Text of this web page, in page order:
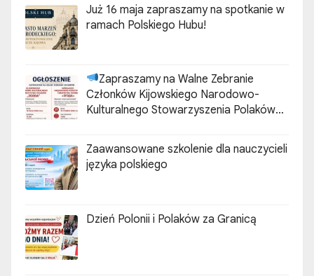
Już 16 maja zapraszamy na spotkanie w
ramach Polskiego Hubu!
Zapraszamy na Walne Zebranie
Członków Kijowskiego Narodowo-
Kulturalnego Stowarzyszenia Polaków
Zaawansowane szkolenie dla nauczycieli
języka polskiego
Dzień Polonii i Polaków za Granicą